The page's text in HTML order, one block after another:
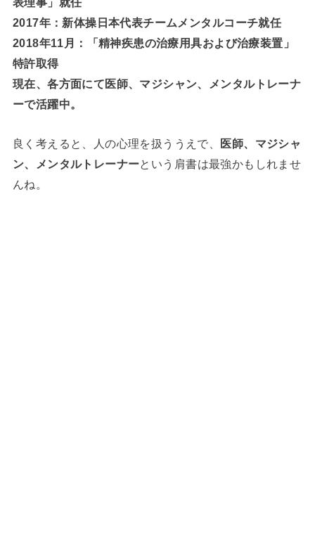
2017年：新体操日本代表チームメンタルコーチ就任
2018年11月：「精神疾患の治療用具および治療装置」
特許取得
現在、各方面にて医師、マジシャン、メンタルトレーナ
ーで活躍中。
良く考えると、人の心理を扱ううえで、 医師、マジシャ
ン、メンタルトレーナーという肩書は最強かもしれませ
んね。